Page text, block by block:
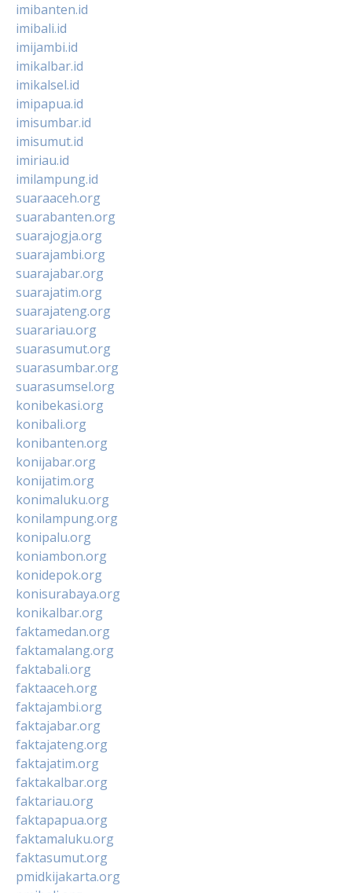
imibanten.id
imibali.id
imijambi.id
imikalbar.id
imikalsel.id
imipapua.id
imisumbar.id
imisumut.id
imiriau.id
imilampung.id
suaraaceh.org
suarabanten.org
suarajogja.org
suarajambi.org
suarajabar.org
suarajatim.org
suarajateng.org
suarariau.org
suarasumut.org
suarasumbar.org
suarasumsel.org
konibekasi.org
konibali.org
konibanten.org
konijabar.org
konijatim.org
konimaluku.org
konilampung.org
konipalu.org
koniambon.org
konidepok.org
konisurabaya.org
konikalbar.org
faktamedan.org
faktamalang.org
faktabali.org
faktaaceh.org
faktajambi.org
faktajabar.org
faktajateng.org
faktajatim.org
faktakalbar.org
faktariau.org
faktapapua.org
faktamaluku.org
faktasumut.org
pmidkijakarta.org